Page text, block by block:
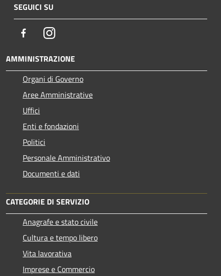
SEGUICI SU
FacebookInstagram
AMMINISTRAZIONE
Organi di Governo
Aree Amministrative
Uffici
Enti e fondazioni
Politici
Personale Amministrativo
Documenti e dati
CATEGORIE DI SERVIZIO
Anagrafe e stato civile
Cultura e tempo libero
Vita lavorativa
Imprese e Commercio